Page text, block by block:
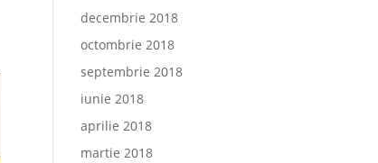
decembrie 2018
octombrie 2018
septembrie 2018
iunie 2018
aprilie 2018
martie 2018